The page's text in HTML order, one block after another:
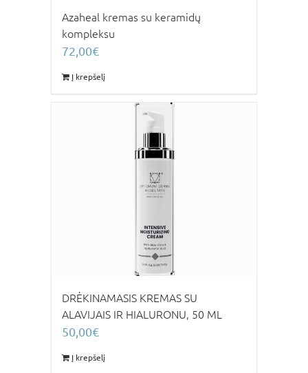
Azaheal kremas su keramidų
kompleksu
72,00€
Į krepšelį
DRĖKINAMASIS KREMAS SU
ALAVIJAIS IR HIALURONU, 50 ML
50,00€
Į krepšelį